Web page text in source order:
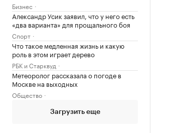
Бизнес
Александр Усик заявил, что у него есть
«два варианта» для прощального боя
Спорт
Что такое медленная жизнь и какую
роль в этом играет дерево
РБК и Старквуд
Метеоролог рассказала о погоде в
Москве на выходных
Общество
Загрузить еще